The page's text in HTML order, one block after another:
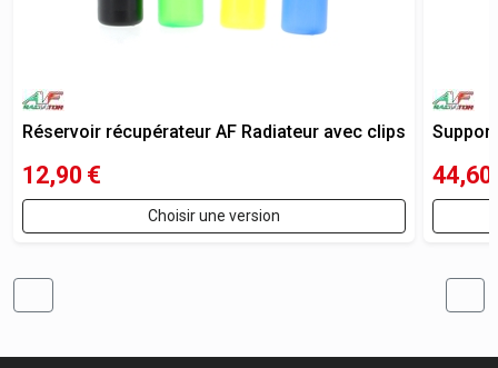
Réservoir récupérateur AF Radiateur avec clips
12,90 €
Choisir une version
44,60